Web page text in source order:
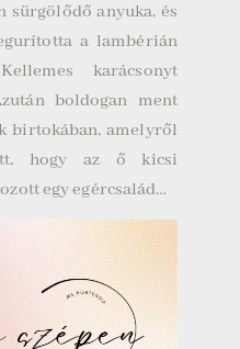
sürgölődő anyuka, és
a lambérián
karácsonyt
boldogan ment
birtokában, amelyről
hogy az ő kicsi
egy egércsalád…